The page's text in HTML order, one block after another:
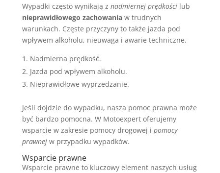
Wypadki często wynikają z nadmiernej prędkościlub
nieprawidłowego zachowaniaw trudnych
warunkach. Częste przyczyny to także jazda pod
wpływem alkoholu, nieuwaga i awarie techniczne.
Nadmierna prędkość.
Jazda pod wpływem alkoholu.
Nieprawidłowe wyprzedzanie.
Jeśli dojdzie do wypadku, nasza pomoc prawna może
być bardzo pomocna. W Motoexpert oferujemy
wsparcie w zakresie pomocy drogowej i pomocy
prawnejw przypadku wypadków.
Wsparcie prawne
Wsparcie prawne to kluczowy element naszych usług